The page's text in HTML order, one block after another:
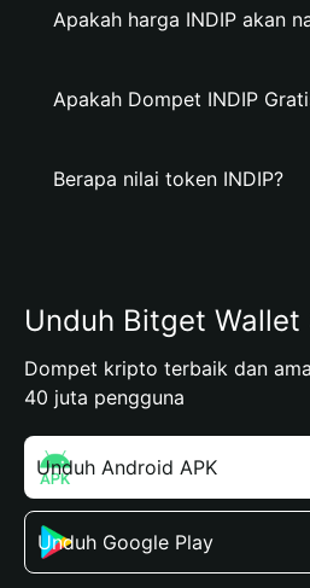
Apakah harga INDIP akan
Apakah Dompet INDIP
Berapa nilai token INDIP?
Unduh Bitget Wallet
Dompet kripto terbaik dan
40 juta pengguna
Unduh Android APK
Unduh Google Play